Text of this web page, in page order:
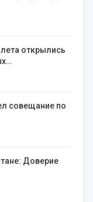
открылись
совещание по
Доверие